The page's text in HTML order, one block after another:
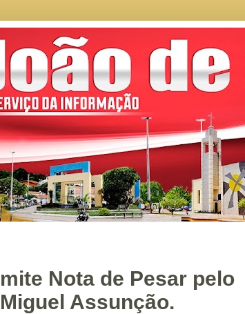
Nota de Pesar pelo
Assunção.